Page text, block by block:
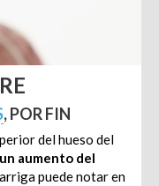
, POR FIN
del hueso del
aumento del
puede notar en